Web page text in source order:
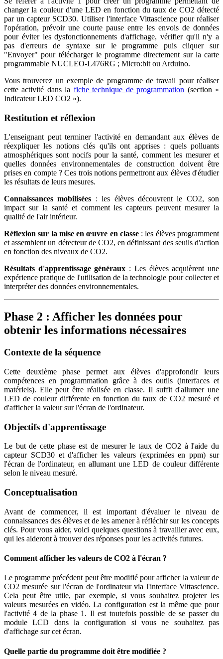
changer la couleur d'une LED en fonction du taux de CO2 détecté
par un capteur SCD30. Utiliser l'interface Vittascience pour réaliser
l'opération, prévoir une courte pause entre les envois de données
pour éviter les dysfonctionnements d'affichage, vérifier qu'il n'y a
pas d'erreurs de syntaxe sur le programme puis cliquer sur
"Envoyer" pour télécharger le programme directement sur la carte
programmable NUCLEO-L476RG ; Micro:bit ou Arduino.
Vous trouverez un exemple de programme de travail pour réaliser
cette activité dans la fiche technique de programmation (section «
Indicateur LED CO2 »).
Restitution et réflexion
L'enseignant peut terminer l'activité en demandant aux élèves de
réexpliquer les notions clés qu'ils ont apprises : quels polluants
atmosphériques sont nocifs pour la santé, comment les mesurer et
quelles données environnementales de construction doivent être
prises en compte ? Ces trois notions permettront aux élèves d'étudier
les résultats de leurs mesures.
Connaissances mobilisées : les élèves découvrent le CO2, son
impact sur la santé et comment les capteurs peuvent mesurer la
qualité de l'air intérieur.
Réflexion sur la mise en œuvre en classe: les élèves programment
et assemblent un détecteur de CO2, en définissant des seuils d'action
en fonction des niveaux de CO2.
Résultats d'apprentissage généraux : Les élèves acquièrent une
expérience pratique de l'utilisation de la technologie pour collecter et
interpréter des données environnementales.
Phase 2 : Afficher les données pour
obtenir les informations nécessaires
Contexte de la séquence
Cette deuxième phase permet aux élèves d'approfondir leurs
compétences en programmation grâce à des outils (interfaces et
matériels). Elle peut être réalisée en classe. Il suffit d'allumer une
LED de couleur différente en fonction du taux de CO2 mesuré et
d'afficher la valeur sur l'écran de l'ordinateur.
Objectifs d'apprentissage
Le but de cette phase est de mesurer le taux de CO2 à l'aide du
capteur SCD30 et d'afficher les valeurs (exprimées en ppm) sur
l'écran de l'ordinateur, en allumant une LED de couleur différente
selon le niveau mesuré.
Conceptualisation
Avant de commencer, il est important d'évaluer le niveau de
connaissances des élèves et de les amener à réfléchir sur les concepts
clés. Pour vous aider, voici quelques questions à travailler avec eux,
qui les aideront à trouver des réponses pour les activités futures.
Comment afficher les valeurs de CO2 à l'écran ?
Le programme précédent peut être modifié pour afficher la valeur de
CO2 mesurée sur l'écran de l'ordinateur via l'interface Vittascience.
Cela peut être utile, par exemple, si vous souhaitez projeter les
valeurs mesurées en vidéo. La configuration est la même que pour
l'activité 4 de la phase 1. Il est toutefois possible de se passer du
module LCD dans la configuration si vous ne souhaitez pas
d'affichage sur cet écran.
Quelle partie du programme doit être modifiée ?